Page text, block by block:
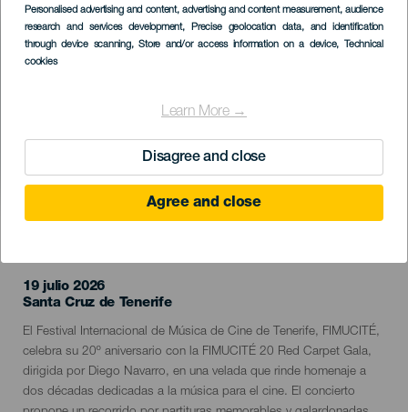
Personalised advertising and content, advertising and content measurement, audience
research and services development, Precise geolocation data, and identification
through device scanning, Store and/or access information on a device, Technical
cookies
Learn More →
Disagree and close
Agree and close
Imagen
Listado
19 julio 2026
Localidad
Santa Cruz de Tenerife
Descripción
del
evento
El Festival Internacional de Música de Cine de Tenerife, FIMUCITÉ,
celebra su 20º aniversario con la FIMUCITÉ 20 Red Carpet Gala,
dirigida por Diego Navarro, en una velada que rinde homenaje a
dos décadas dedicadas a la música para el cine. El concierto